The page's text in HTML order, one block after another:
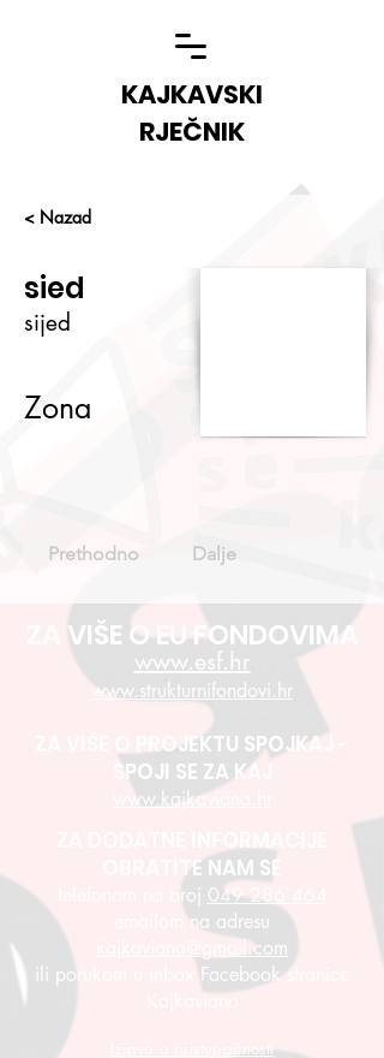
KAJKAVSKI
RJEČNIK
< Nazad
sied
sijed
Zona
Prethodno Dalje
ZA VIŠE O EU FONDOVIMA
www.esf.hr
www.strukturnifondovi.hr
ZA VIŠE O PROJEKTU SPOJKAJ -
SPOJI SE ZA KAJ
www.kajkaviana.hr
ZA DODATNE INFORMACIJE
OBRATITE NAM SE
telefonom na broj 049 286 464
emailom na adresu
kajkaviana@gmail.com
ili porukom u inbox Facebook stranice
Kajkaviana
Izjava o pristupačnosti